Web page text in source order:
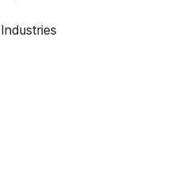
Industries